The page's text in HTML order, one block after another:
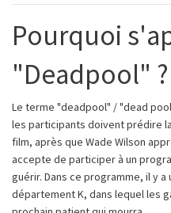
Pourquoi
"Deadpool" ?
Le terme "deadpool" / "dead
les participants doivent prédire
film, après que Wade Wilson
accepte de participer à un
guérir. Dans ce programme, il y
département K, dans lequel les